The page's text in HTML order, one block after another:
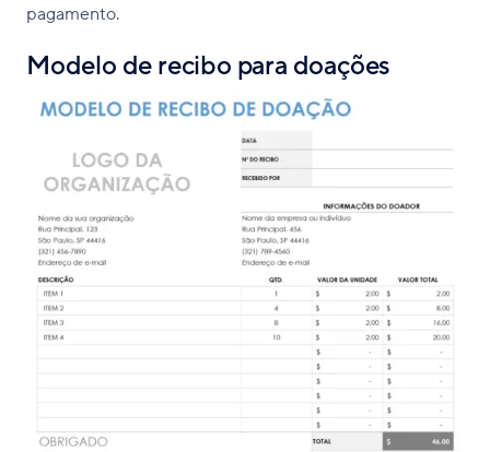
pagamento.
Modelo de recibo para doações